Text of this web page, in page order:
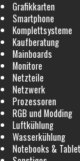
Grafikkarten
Smartphone
Komplettsysteme
Kaufberatung
Mainboards
Monitore
Netzteile
Netzwerk
Prozessoren
RGB und Modding
Luftkühlung
Wasserkühlung
Notebooks &